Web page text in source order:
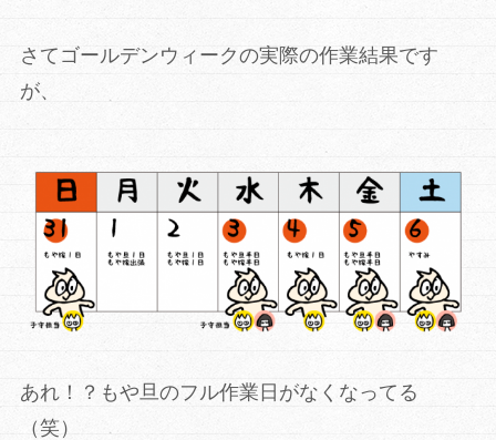
さてゴールデンウィークの実際の作業結果です
が、
あれ！？もや旦のフル作業日がなくなってる
（笑）